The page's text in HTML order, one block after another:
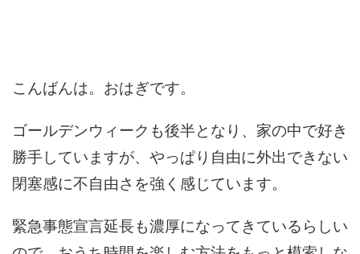
こんばんは。おはぎです。
ゴールデンウィークも後半となり、家の中で好き
勝手していますが、やっぱり自由に外出できない
閉塞感に不自由さを強く感じています。
緊急事態宣言延長も濃厚になってきているらしい